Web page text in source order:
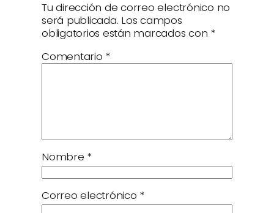
Tu dirección de correo electrónico no
será publicada. Los campos
obligatorios están marcados con *
Comentario *
Nombre *
Correo electrónico *